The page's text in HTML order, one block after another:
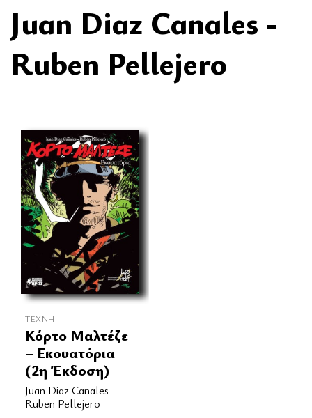
Juan Diaz Canales -
Ruben Pellejero
ΤΈΧΝΗ
Κόρτο Μαλτέζε
– Εκουατόρια
(2η Έκδοση)
Juan Diaz Canales -
Ruben Pellejero